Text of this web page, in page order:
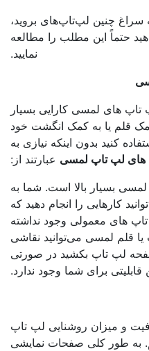
چنین لپ‌تاپ‌های بروید،
حتماً این مطلب را مطالعه
نمایید.
‌های لمسی کارایی بسیار
یا به کمک انگشت خود
بدون اینکه نیازی به
لپ تاپ لمسیعبارتند از:
بسیار بالا است. شما به
را انجام دهید که
های معمولی وجود نداشته
لمسی می‌توانید نقاشی
لپ تاپ بکشید در صورتی
برای شما وجود ندارد.
میزان روشنایی لپ تاپ‌
طور کلی صفحات نمایشی